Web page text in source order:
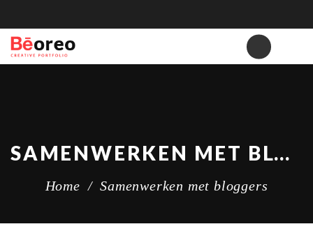
SAMENWERKEN MET BLOGGERS
Home / Samenwerken met bloggers